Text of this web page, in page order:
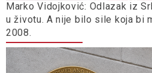
Marko Vidojković: Odlazak iz
u životu. A nije bilo sile koja bi
2008.